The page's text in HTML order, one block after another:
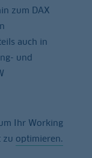
zum DAX
auch in
und
Ihr Working
zu optimieren.